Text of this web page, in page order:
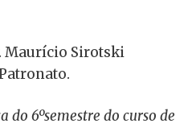
Maurício Sirotski
do 6ºsemestre do curso de